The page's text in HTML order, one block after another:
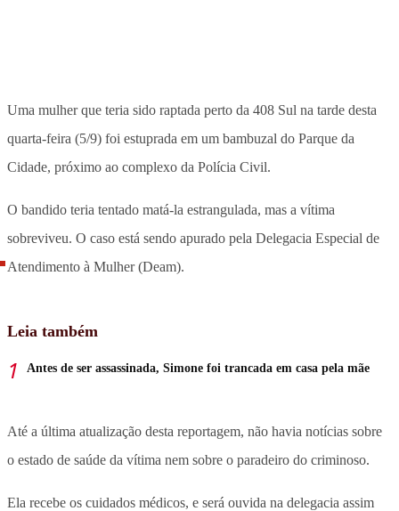
Uma mulher que teria sido raptada perto da 408 Sul na tarde desta
quarta-feira (5/9) foi estuprada em um bambuzal do Parque da
Cidade, próximo ao complexo da Polícia Civil.
O bandido teria tentado matá-la estrangulada, mas a vítima
sobreviveu. O caso está sendo apurado pela Delegacia Especial de
Atendimento à Mulher (Deam).
Leia também
Antes de ser assassinada, Simone foi trancada em casa pela mãe
Até a última atualização desta reportagem, não havia notícias sobre
o estado de saúde da vítima nem sobre o paradeiro do criminoso.
Ela recebe os cuidados médicos, e será ouvida na delegacia assim